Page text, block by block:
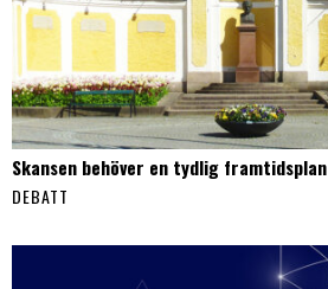
Skansen behöver en tydlig framtidsplan
DEBATT